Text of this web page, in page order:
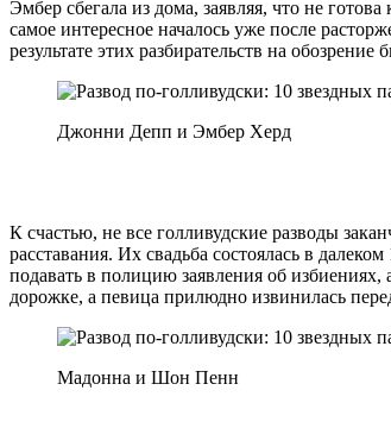
Эмбер сбегала из дома, заявляя, что не
самое интересное началось уже после
результате этих разбирательств на
Джонни Депп и Эмбер Херд
К счастью, не все голливудские разводы
расставания. Их свадьба состоялась в
подавать в полицию заявления об избиениях,
дорожке, а певица прилюдно извинилась
Мадонна и Шон Пенн